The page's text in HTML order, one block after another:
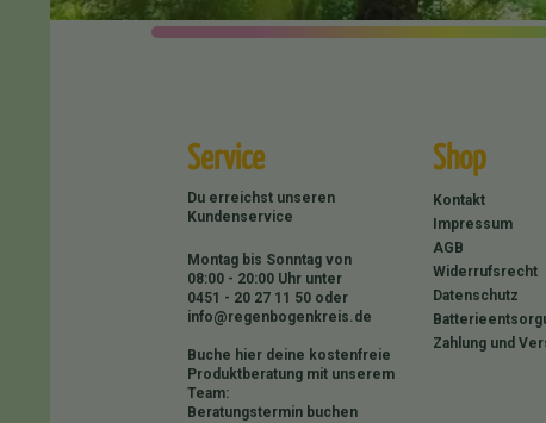
Service
Du erreichst unseren
Kundenservice
Montag bis Sonntag von
08:00 - 20:00 Uhr unter
0451 - 20 27 11 50 oder
info@regenbogenkreis.de
Buche hier deine kostenfreie
Produktberatung mit unserem
Team:
Beratungstermin buchen
Shop
Kontakt
Impressum
AGB
Widerrufsrecht
Datenschutz
Zahlung und